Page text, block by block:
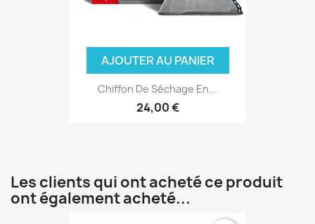
AJOUTER AU PANIER
Chiffon De Séchage En...
24,00 €
Les clients qui ont acheté ce produit
ont également acheté...